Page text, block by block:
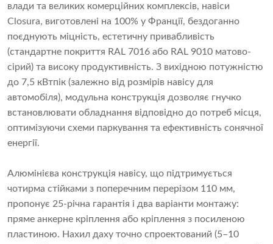
влади та великих комерційних комплексів, навіси
Closura, виготовлені на 100% у Франції, бездоганно
поєднують міцність, естетичну привабливість
(стандартне покриття RAL 7016 або RAL 9010 матово-
сірий) та високу продуктивність. З вихідною потужністю
до 7,5 кВтпік (залежно від розмірів навісу для
автомобіля), модульна конструкція дозволяє гнучко
встановлювати обладнання відповідно до потреб місця,
оптимізуючи схеми паркування та ефективність сонячної
енергії.
Алюмінієва конструкція навісу, що підтримується
чотирма стійками з поперечним перерізом 110 мм,
пропонує 25-річна гарантія і два варіанти монтажу:
пряме анкерне кріплення або кріплення з посиленою
пластиною. Нахил даху точно спроектований (5–10